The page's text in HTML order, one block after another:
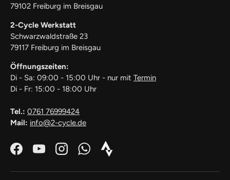
79102 Freiburg im Breisgau
2-Cycle Werkstatt
Schwarzwaldstraße 23
79117 Freiburg im Breisgau
Öffnungszeiten:
Di - Sa: 09:00 - 15:00 Uhr - nur mit Termin
Di - Fr: 15:00 - 18:00 Uhr
Tel.: 0761 76999424
Mail: info@2-cycle.de
FacebookYouTubeInstagramWhatsAppStrava_Icon_Logo_white1